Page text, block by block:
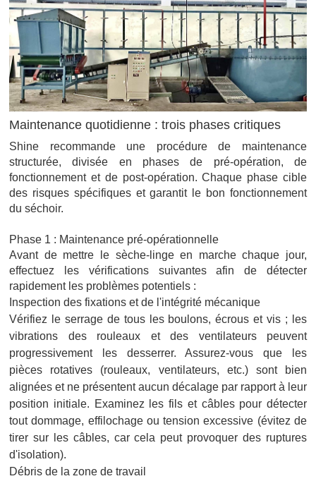
Maintenance quotidienne : trois phases critiques
Shine recommande une procédure de maintenance
structurée, divisée en phases de pré-opération, de
fonctionnement et de post-opération. Chaque phase cible
des risques spécifiques et garantit le bon fonctionnement
du séchoir.
Phase 1 : Maintenance pré-opérationnelle
Avant de mettre le sèche-linge en marche chaque jour,
effectuez les vérifications suivantes afin de détecter
rapidement les problèmes potentiels :
Inspection des fixations et de l'intégrité mécanique
Vérifiez le serrage de tous les boulons, écrous et vis ; les
vibrations des rouleaux et des ventilateurs peuvent
progressivement les desserrer. Assurez-vous que les
pièces rotatives (rouleaux, ventilateurs, etc.) sont bien
alignées et ne présentent aucun décalage par rapport à leur
position initiale. Examinez les fils et câbles pour détecter
tout dommage, effilochage ou tension excessive (évitez de
tirer sur les câbles, car cela peut provoquer des ruptures
d'isolation).
Débris de la zone de travail